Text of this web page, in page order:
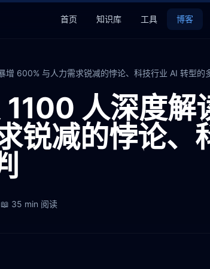
首页 知识库 工具 博客
600% 与人力需求锐减的悖论、科技行业 AI 转型的
人深度解
锐减的悖论、
📖 35 min 阅读